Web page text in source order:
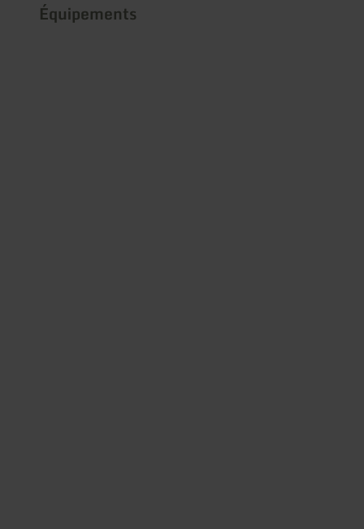
Équipements